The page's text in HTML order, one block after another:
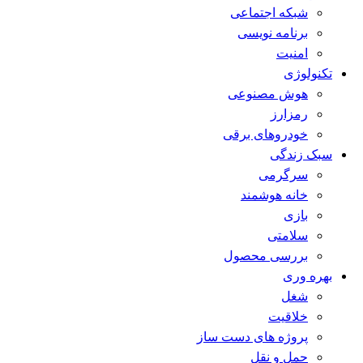
شبکه اجتماعی
برنامه نویسی
امنیت
تکنولوژی
هوش مصنوعی
رمزارز
خودروهای برقی
سبک زندگی
سرگرمی
خانه هوشمند
بازی
سلامتی
بررسی محصول
بهره وری
شغل
خلاقیت
پروژه های دست ساز
حمل و نقل